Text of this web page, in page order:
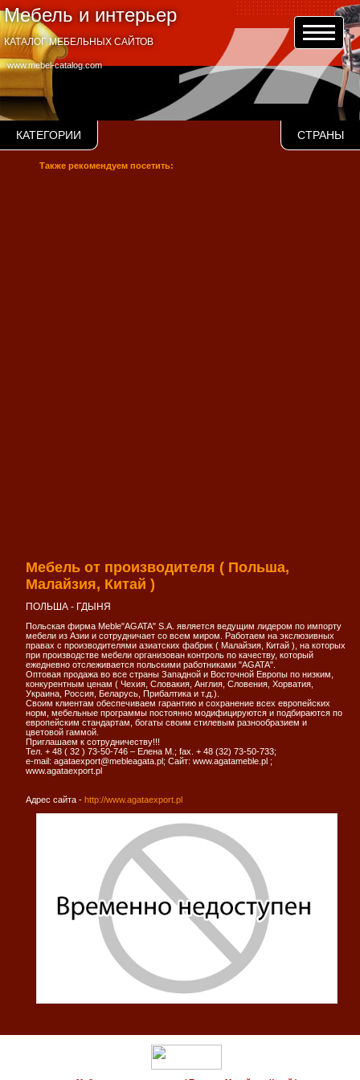
Мебель и интерьер
www.mebel-catalog.com
КАТАЛОГ МЕБЕЛЬНЫХ САЙТОВ
КАТЕГОРИИ СТРАНЫ
Также рекомендуем посетить:
Мебель от производителя ( Польша,
Малайзия, Китай )
ПОЛЬША - ГДЫНЯ
Польская фирма Meble"AGATA" S.A. является ведущим лидером по импорту
мебели из Азии и сотрудничает со всем миром. Работаем на экслюзивных
правах с производителями азиатских фабрик ( Малайзия, Китай ), на которых
при производстве мебели организован контроль по качеству, который
ежедневно отслеживается польскими работниками "AGATA".
Оптовая продажа во все страны Западной и Восточной Европы по низким,
конкурентным ценам ( Чехия, Словакия, Англия, Словения, Хорватия,
Украина, Россия, Беларусь, Прибалтика и т.д.).
Своим клиентам обеспечиваем гарантию и сохранение всех европейских
норм, мебельные программы постоянно модифицируются и подбираются по
европейским стандартам, богаты своим стилевым разнообразием и
цветовой гаммой.
Приглашаем к сотрудничеству!!!
Тел. + 48 ( 32 ) 73-50-746 – Елена М.; fax. + 48 (32) 73-50-733;
e-mail: agataexport@mebleagata.pl; Сайт: www.agatameble.pl ;
www.agataexport.pl
Адрес сайта - http://www.agataexport.pl